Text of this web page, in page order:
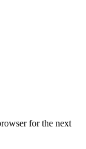
for the next